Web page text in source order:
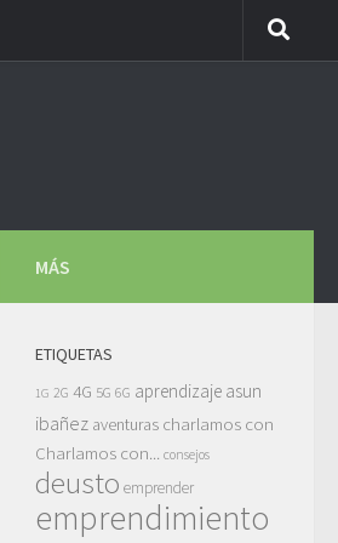
MÁS
ETIQUETAS
1G 2G 4G 5G 6G aprendizaje asun
ibañez aventuras charlamos con
Charlamos con... consejos
deusto emprender
emprendimiento